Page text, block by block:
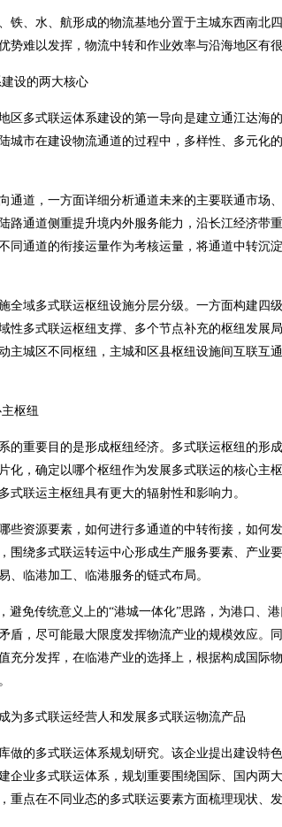
铁、水、航形成的物流基地分置于主城东西南北
难以发挥，物流中转和作业效率与沿海地区有很
设的两大核心
区多式联运体系建设的第一导向是建立通江达海
城市在建设物流通道的过程中，多样性、多元化
通道，一方面详细分析通道未来的主要联通市场
路通道侧重提升境内外服务能力，沿长江经济带
同通道的衔接运量作为考核运量，将通道中转沉
全域多式联运枢纽设施分层分级。一方面构建四
性多式联运枢纽支撑、多个节点补充的枢纽发展
城区不同枢纽，主城和区县枢纽设施间互联互
枢纽
的重要目的是形成枢纽经济。多式联运枢纽的形
化，确定以哪个枢纽作为发展多式联运的核心主
联运主枢纽具有更大的辐射性和影响力。
些资源要素，如何进行多通道的中转衔接，如何
围绕多式联运转运中心形成生产服务要素、产业
、临港加工、临港服务的链式布局。
避免传统意义上的“港城一体化”思路，为港口、
盾，尽可能最大限度发挥物流产业的规模效应。
充分发挥，在临港产业的选择上，根据构成国际
为多式联运经营人和发展多式联运物流产品
做的多式联运体系规划研究。该企业提出建设特
企业多式联运体系，规划重要围绕国际、国内两
点在不同业态的多式联运要素方面梳理现状、